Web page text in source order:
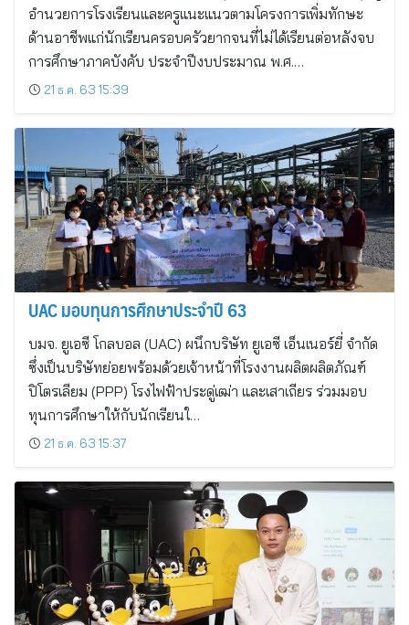
อำนวยการโรงเรียนและครูแนะแนวตามโครงการเพิ่มทักษะ
ด้านอาชีพแก่นักเรียนครอบครัวยากจนที่ไม่ได้เรียนต่อหลังจบ
การศึกษาภาคบังคับ ประจำปีงบประมาณ พ.ศ.…
21 ธ.ค. 63 15:39
UAC มอบทุนการศึกษาประจำปี 63
บมจ. ยูเอซี โกลบอล (UAC) ผนึกบริษัท ยูเอซี เอ็นเนอร์ยี่ จำกัด
ซึ่งเป็นบริษัทย่อยพร้อมด้วยเจ้าหน้าที่โรงงานผลิตผลิตภัณฑ์
ปิโตรเลียม (PPP) โรงไฟฟ้าประดู่เฒ่า และเสาเถียร ร่วมมอบ
ทุนการศึกษาให้กับนักเรียนใ…
21 ธ.ค. 63 15:37